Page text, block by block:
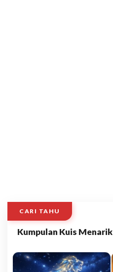
CARI TAHU
Kumpulan Kuis Menarik